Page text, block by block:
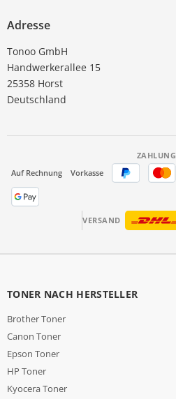
Adresse
Tonoo GmbH
Handwerkerallee 15
25358 Horst
Deutschland
ZAHLUNG
Auf Rechnung
Vorkasse
VERSAND
TONER NACH HERSTELLER
Brother Toner
Canon Toner
Epson Toner
HP Toner
Kyocera Toner